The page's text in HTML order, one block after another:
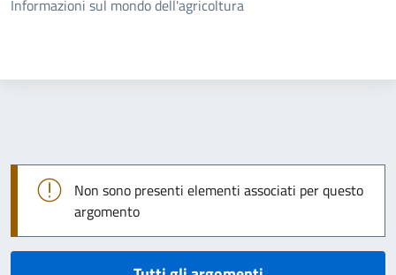
Dettagli della notizia
Informazioni sul mondo dell'agricoltura
Non sono presenti elementi associati per questo
argomento